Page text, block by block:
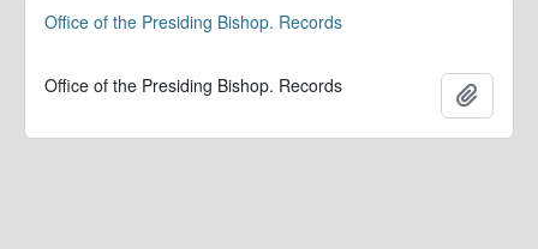
Office of the Presiding Bishop. Records
Office of the Presiding Bishop. Records